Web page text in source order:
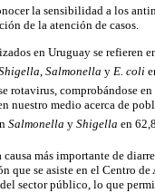
la sensibilidad a los
de la atención de casos.
en Uruguay se refieren
, Salmonella y E. coli
rotavirus, comprobándose
nuestro medio acerca de
Salmonella y Shigella en
más importante de
que se asiste en el Centro
sector público, lo que